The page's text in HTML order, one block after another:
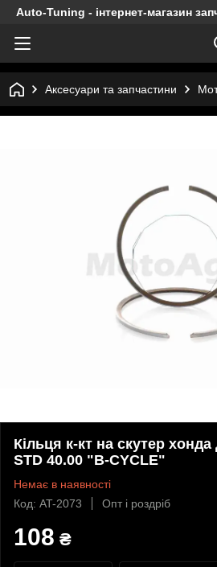
Auto-Tuning - інтернет-магазин
Аксесуари та запчастини
Кільця к-кт на скутер
STD 40.00 "B-CYCLE"
Немає в наявності
Код: AT-2073
Опт і роздріб
108 ₴